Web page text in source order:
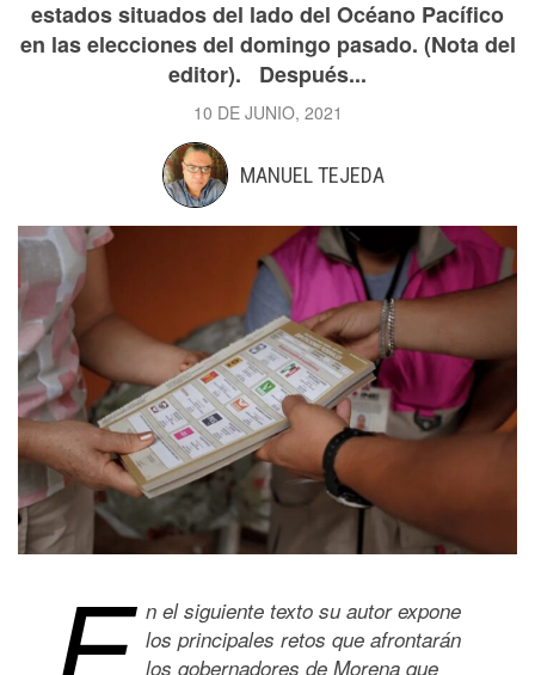
estados situados del lado del Océano Pacífico
en las elecciones del domingo pasado. (Nota del
editor). Después...
10 DE JUNIO, 2021
MANUEL TEJEDA
n el siguiente texto su autor expone
los principales retos que afrontarán
los gobernadores de Morena que